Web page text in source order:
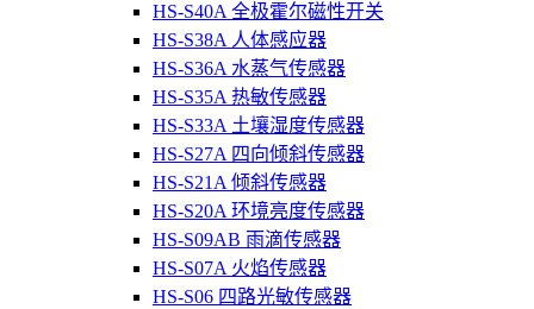
HS-S40A 全极霍尔磁性开关
HS-S38A 人体感应器
HS-S36A 水蒸气传感器
HS-S35A 热敏传感器
HS-S33A 土壤湿度传感器
HS-S27A 四向倾斜传感器
HS-S21A 倾斜传感器
HS-S20A 环境亮度传感器
HS-S09AB 雨滴传感器
HS-S07A 火焰传感器
HS-S06 四路光敏传感器